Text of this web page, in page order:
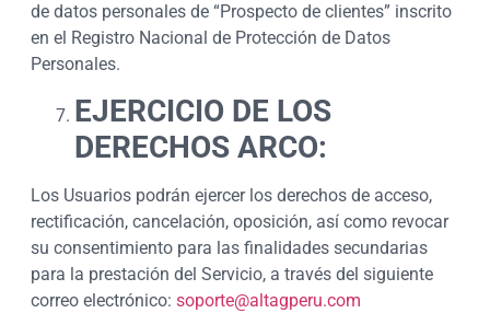
de datos personales de “Prospecto de clientes” inscrito
en el Registro Nacional de Protección de Datos
Personales.
EJERCICIO DE LOS
DERECHOS ARCO:
Los Usuarios podrán ejercer los derechos de acceso,
rectificación, cancelación, oposición, así como revocar
su consentimiento para las finalidades secundarias
para la prestación del Servicio, a través del siguiente
correo electrónico: soporte@altagperu.com